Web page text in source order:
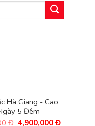
Hà Giang - Cao
5 Đêm
Đ Giá
4,900,000ĐGiá